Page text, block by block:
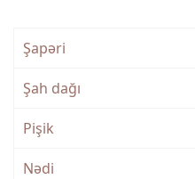
Şapəri
Şah dağı
Pişik
Nədi